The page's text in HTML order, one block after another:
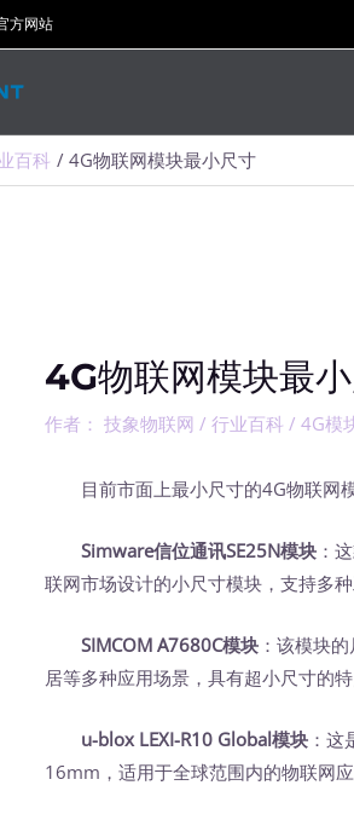
方网站
百科 4G物联网模块最小尺寸
4G物联网模块最
作者： 技象物联网/行业百科 /4G模
目前市面上最小尺寸的4G物联网模
Simware信位通讯SE25N模块 ：
联网市场设计的小尺寸模块，支持多
SIMCOM A7680C模块 ：该模块
居等多种应用场景，具有超小尺寸的
u-blox LEXI-R10 Global模块 ：
16mm，适用于全球范围内的物联网